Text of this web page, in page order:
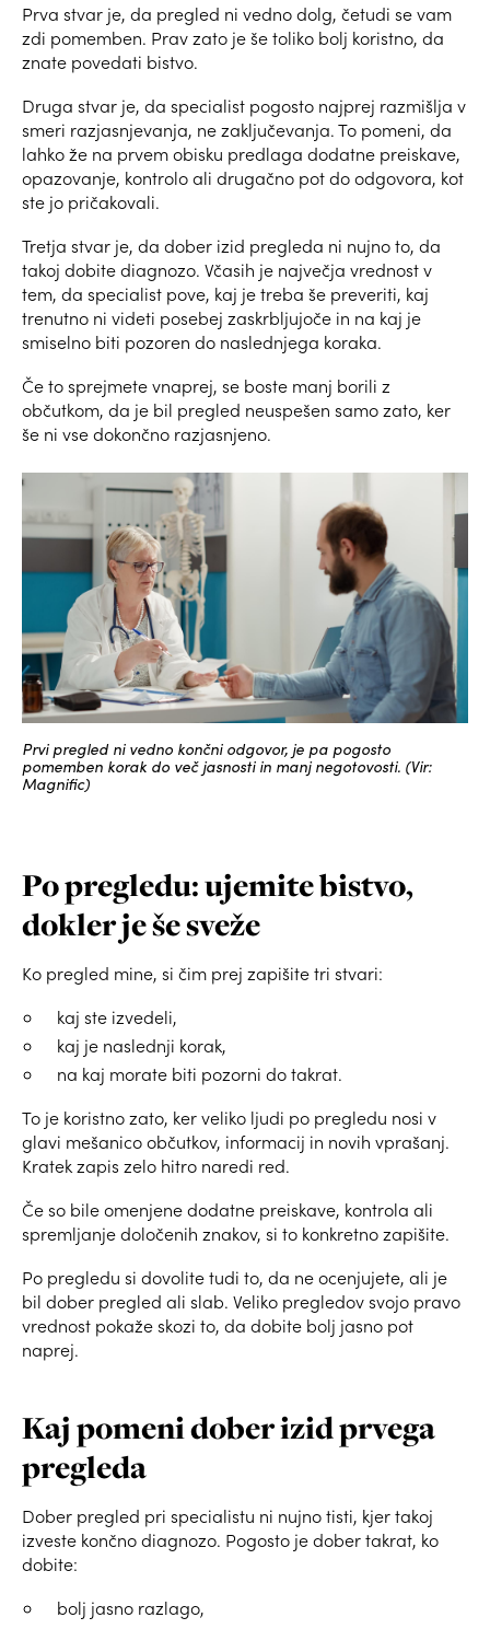
Prva stvar je, da pregled ni vedno dolg, četudi se vam
zdi pomemben. Prav zato je še toliko bolj koristno, da
znate povedati bistvo.
Druga stvar je, da specialist pogosto najprej razmišlja v
smeri razjasnjevanja, ne zaključevanja. To pomeni, da
lahko že na prvem obisku predlaga dodatne preiskave,
opazovanje, kontrolo ali drugačno pot do odgovora, kot
ste jo pričakovali.
Tretja stvar je, da dober izid pregleda ni nujno to, da
takoj dobite diagnozo. Včasih je največja vrednost v
tem, da specialist pove, kaj je treba še preveriti, kaj
trenutno ni videti posebej zaskrbljujoče in na kaj je
smiselno biti pozoren do naslednjega koraka.
Če to sprejmete vnaprej, se boste manj borili z
občutkom, da je bil pregled neuspešen samo zato, ker
še ni vse dokončno razjasnjeno.
Prvi pregled ni vedno končni odgovor, je pa pogosto
pomemben korak do več jasnosti in manj negotovosti. (Vir:
Magnific)
Po pregledu: ujemite bistvo,
dokler je še sveže
Ko pregled mine, si čim prej zapišite tri stvari:
kaj ste izvedeli,
kaj je naslednji korak,
na kaj morate biti pozorni do takrat.
To je koristno zato, ker veliko ljudi po pregledu nosi v
glavi mešanico občutkov, informacij in novih vprašanj.
Kratek zapis zelo hitro naredi red.
Če so bile omenjene dodatne preiskave, kontrola ali
spremljanje določenih znakov, si to konkretno zapišite.
Po pregledu si dovolite tudi to, da ne ocenjujete, ali je
bil dober pregled ali slab. Veliko pregledov svojo pravo
vrednost pokaže skozi to, da dobite bolj jasno pot
naprej.
Kaj pomeni dober izid prvega
pregleda
Dober pregled pri specialistu ni nujno tisti, kjer takoj
izveste končno diagnozo. Pogosto je dober takrat, ko
dobite:
bolj jasno razlago,